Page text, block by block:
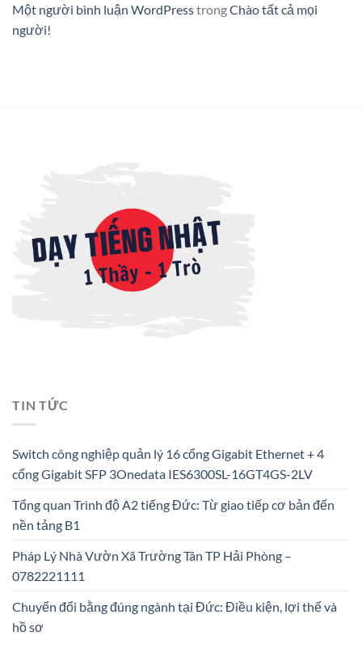
Một người bình luận WordPresstrongChào tất cả mọi
người!
TIN TỨC
Switch công nghiệp quản lý 16 cổng Gigabit Ethernet + 4
cổng Gigabit SFP 3Onedata IES6300SL-16GT4GS-2LV
Tổng quan Trình độ A2 tiếng Đức: Từ giao tiếp cơ bản đến
nền tảng B1
Pháp Lý Nhà Vườn Xã Trường Tân TP Hải Phòng –
0782221111
Chuyển đổi bằng đúng ngành tại Đức: Điều kiện, lợi thế và
hồ sơ